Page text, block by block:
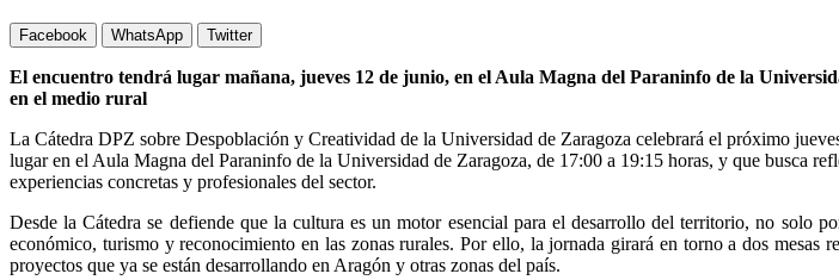
Facebook WhatsApp Twitter
El encuentro tendrá lugar mañana, jueves 12 de junio, en el Aula Magna del Paraninfo de la
en el medio rural
La Cátedra DPZ sobre Despoblación y Creatividad de la Universidad de Zaragoza celebrará el próximo
lugar en el Aula Magna del Paraninfo de la Universidad de Zaragoza, de 17:00 a 19:15 horas, y que busca
experiencias concretas y profesionales del sector.
Desde la Cátedra se defiende que la cultura es un motor esencial para el desarrollo del territorio, no solo
económico, turismo y reconocimiento en las zonas rurales. Por ello, la jornada girará en torno a dos
proyectos que ya se están desarrollando en Aragón y otras zonas del país.